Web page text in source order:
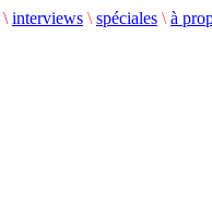
\ interviews \ spéciales \ à